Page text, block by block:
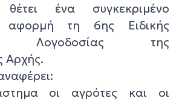
θέτει ένα συγκεκριμένο
τη 6ης Ειδικής
Λογοδοσίας της
Αρχής.
οι αγρότες και οι